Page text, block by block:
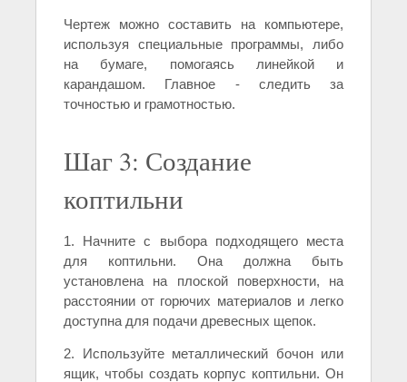
Чертеж можно составить на компьютере,
используя специальные программы, либо
на бумаге, помогаясь линейкой и
карандашом. Главное - следить за
точностью и грамотностью.
Шаг 3: Создание
коптильни
1. Начните с выбора подходящего места
для коптильни. Она должна быть
установлена на плоской поверхности, на
расстоянии от горючих материалов и легко
доступна для подачи древесных щепок.
2. Используйте металлический бочон или
ящик, чтобы создать корпус коптильни. Он